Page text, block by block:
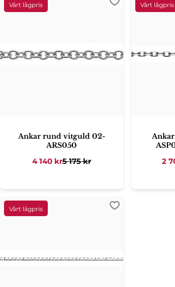
till i favoriter
Ankar rund vitguld 02-
ARS050
4 140kr5 175kr
Lägg till i
2
till i favoriter Lägg till i